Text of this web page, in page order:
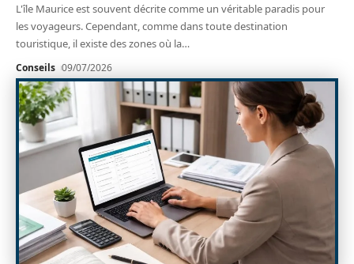
L'île Maurice est souvent décrite comme un véritable paradis pour
les voyageurs. Cependant, comme dans toute destination
touristique, il existe des zones où la…
Conseils 09/07/2026